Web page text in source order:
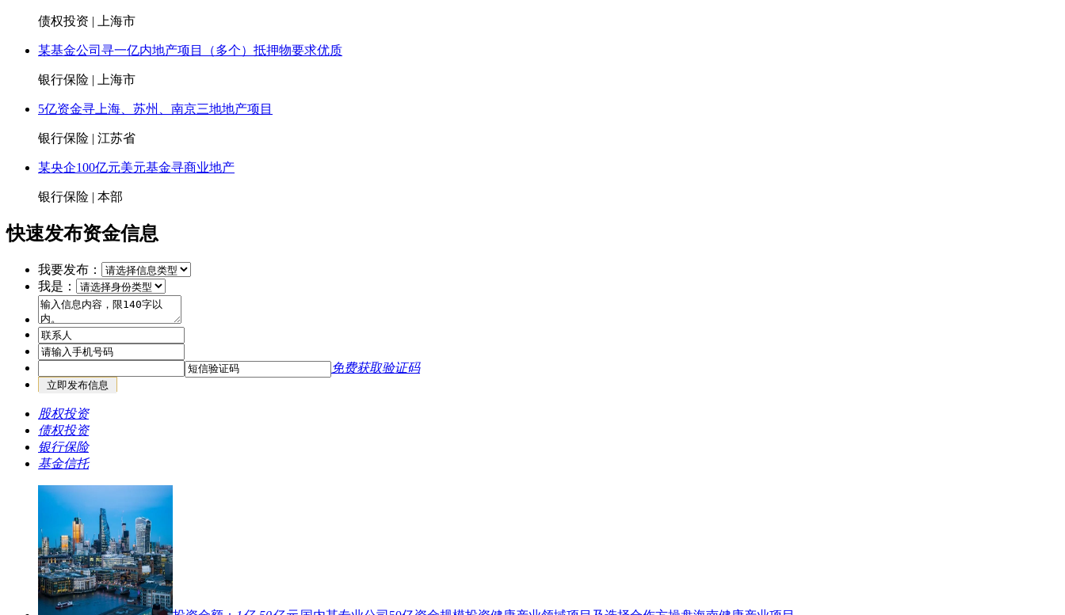
基金要求（首期规模100亿）
02-23
02-21
[股权投资]国内北方某集团公司自有资金百亿规模，收并购国内一线城市
住宅项目
02-15
[银行保险 ] （科技企业融资）国内某大型金融机构针对京津冀地区科技型
上市企业纯信用贷款推荐02-12
荐（客户提问更新）
为养老的住宅、公寓、商业项目）进行收并购
某大型民营企业90亿专项资金针对长三角地区地产前融项目投
资要求01-20
[债权投资]某租赁资金针对国央企、上市公司的芯片、半导体、能源类项
目投资要求01-06
[债权投资]某租赁资金针对政信平台、央企、国企类、同业、新基建类项
目的投资要求01-06
[基金信托]（矿产）地金网矿权交易平台：各类矿权转让、矿权求购、融
资合作、交易操盘手申请；欢迎合作12-30
[基金信托
不良资产收购
[基金信托
区优先）10-15
[债权投资
（5000万起）
基金信托
（城市更新基金）千亿级城市更新产业基金、科技产业基金推
荐（数据更新） 07-27
[债权投资]（保证金过桥）针对国内百强房企、上市公司、区域龙头拿地
保证金融资07-20
[基金信托]（外资招商引资可以直投）外资招商背景下针对江苏、山东、
浙江、安徽等地区的项目外资配资
债权投资 | 上海市
某基金公司寻一亿内地产项目（多个）抵押物要求优质
银行保险 | 上海市
5亿资金寻上海、苏州、南京三地地产项目
银行保险 | 江苏省
某央企100亿元美元基金寻商业地产
银行保险 | 本部
快速发布资金信息
我要发布：
我是：
免费获取验证码
股权投资
债权投资
银行保险
基金信托